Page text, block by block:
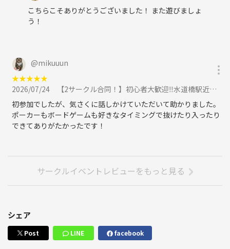
こちらこそありがとうございました！ また遊びましょ
う！
@mikuuun
★★★★★
2026/07/24
【2サークル合同！】初心者大歓迎‼️水道橋駅近ポーカー🃏ボードゲーム🎲交流会※イベントスペース貸切！！に参加
初参加でしたが、気さくに話しかけていただいて助かりました。
ポーカーもボードゲームも好きなタイミングで抜けたり入ったり
できてありがたかったです！
サークルイベントレビューをもっと見る
シェア
Post LINE facebook